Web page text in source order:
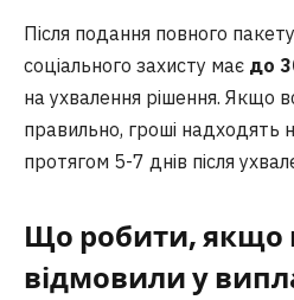
Після подання повного
соціального захисту має до
на ухвалення рішення. Якщо
правильно, гроші надходять
протягом 5-7 днів після
Що робити, якщо
відмовили у